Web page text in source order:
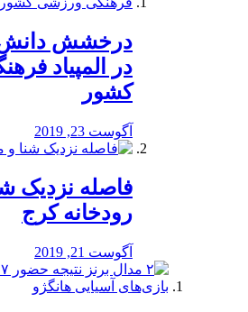
درخشش دانش
در المپیاد
کشور
آگوست 23, 2019
️فاصله نزدیک
رودخانه کرج
آگوست 21, 2019